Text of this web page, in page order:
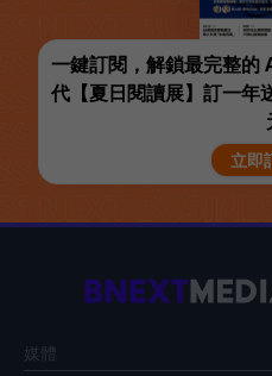
一鍵訂閱，解鎖最完整
代【夏日閱讀展】訂一年
立即
媒體